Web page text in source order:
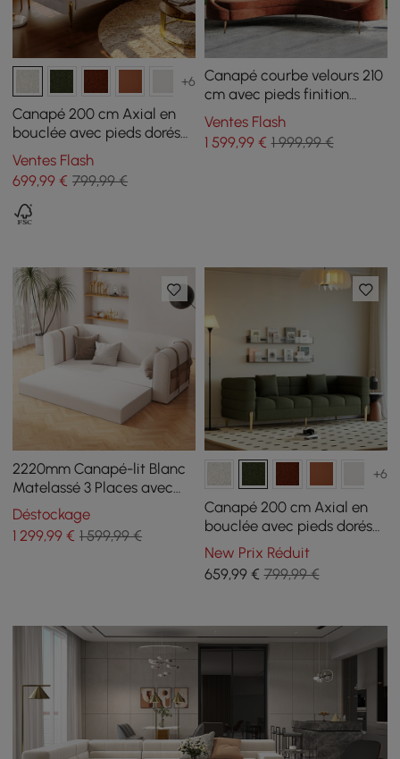
+6
Canapé 200 cm Axial en
bouclée avec pieds dorés
et coussins, Lot de 2
Ventes Flash
699,99 € 799,99 €
Canapé courbe velours 210
cm avec pieds finition
dorée et coussins
Ventes Flash
1 599,99€ 1 999,99 €
2220mm Canapé-lit Blanc
Matelassé 3 Places avec
Rangement Latéral
Moderne
Déstockage
1 299,99 € 1 599,99 €
+6
Canapé 200 cm Axial en
bouclée avec pieds dorés
et coussins
New Prix Réduit
659,99€ 799,99 €